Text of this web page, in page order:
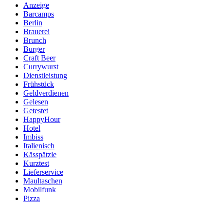
Anzeige
Barcamps
Berlin
Brauerei
Brunch
Burger
Craft Beer
Currywurst
Dienstleistung
Frühstück
Geldverdienen
Gelesen
Getestet
HappyHour
Hotel
Imbiss
Italienisch
Kässpätzle
Kurztest
Lieferservice
Maultaschen
Mobilfunk
Pizza